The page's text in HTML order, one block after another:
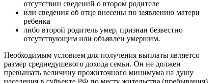
отсутствии сведений о втором родителе
или сведения об отце внесены по заявлению матери
ребенка
либо второй родитель умер, признан безвестно
отсутствующим или объявлен умершим.
Необходимым условием для получения выплаты является
размер среднедушевого дохода семьи. Он не должен
превышать величину прожиточного минимума на душу
населения в субъекте РФ по месту жительства (пребывания)